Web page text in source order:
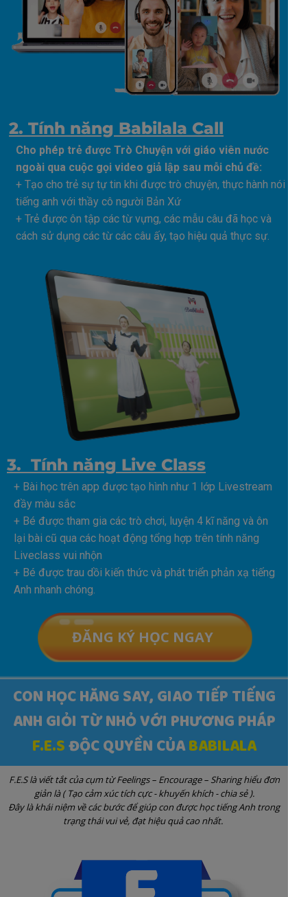
2. Tính năng Babilala Call
Cho phép trẻ được Trò Chuyện với giáo viên nước
ngoài qua cuộc gọi video giả lập sau mỗi chủ đề:
+ Tạo cho trẻ sự tự tin khi được trò chuyện, thực hành nói
tiếng anh với thầy cô người Bản Xứ
+ Trẻ được ôn tập các từ vựng, các mẫu câu đã học và
cách sử dụng các từ các câu ấy, tạo hiệu quả thực sự.
3. Tính năng Live Class
+ Bài học trên app được tạo hình như 1 lớp Livestream
đầy màu sắc
+ Bé được tham gia các trò chơi, luyện 4 kĩ năng và ôn
lại bài cũ qua các hoạt động tổng hợp trên tính năng
Liveclass vui nhộn
+ Bé được trau dồi kiến thức và phát triển phản xạ tiếng
Anh nhanh chóng.
ĐĂNG KÝ HỌC NGAY
CON HỌC HĂNG SAY, GIAO TIẾP TIẾNG
ANH GIỎI TỪ NHỎ VỚI PHƯƠNG PHÁP
F.E.SĐỘC QUYỀN CỦABABILALA
F.E.S là viết tắt của cụm từ Feelings – Encourage – Sharing hiểu đơn
giản là ( Tạo cảm xúc tích cực - khuyến khích - chia sẻ ).
Đây là khái niệm về các bước để giúp con được học tiếng Anh trong
trạng thái vui vẻ, đạt hiệu quả cao nhất.